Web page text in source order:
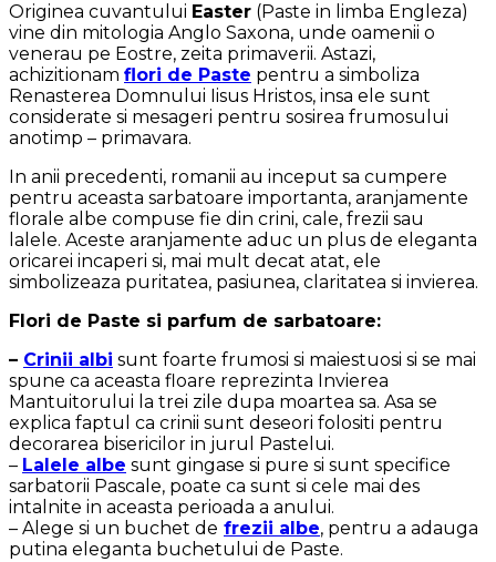
Originea cuvantului Easter (Paste in limba Engleza)
vine din mitologia Anglo Saxona, unde oamenii o
venerau pe Eostre, zeita primaverii. Astazi,
achizitionam flori de Paste pentru a simboliza
Renasterea Domnului Iisus Hristos, insa ele sunt
considerate si mesageri pentru sosirea frumosului
anotimp – primavara.
In anii precedenti, romanii au inceput sa cumpere
pentru aceasta sarbatoare importanta, aranjamente
florale albe compuse fie din crini, cale, frezii sau
lalele. Aceste aranjamente aduc un plus de eleganta
oricarei incaperi si, mai mult decat atat, ele
simbolizeaza puritatea, pasiunea, claritatea si invierea.
Flori de Paste si parfum de sarbatoare:
– Crinii albi sunt foarte frumosi si maiestuosi si se mai
spune ca aceasta floare reprezinta Invierea
Mantuitorului la trei zile dupa moartea sa. Asa se
explica faptul ca crinii sunt deseori folositi pentru
decorarea bisericilor in jurul Pastelui.
– Lalele albe sunt gingase si pure si sunt specifice
sarbatorii Pascale, poate ca sunt si cele mai des
intalnite in aceasta perioada a anului.
– Alege si un buchet de frezii albe, pentru a adauga
putina eleganta buchetului de Paste.